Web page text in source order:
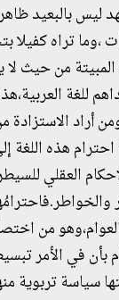
بالبعيد
تراه كفيلا
من حيث
للغة
أراد
احترام هذه
العقلي
من
بأن في الأمر
تربوية